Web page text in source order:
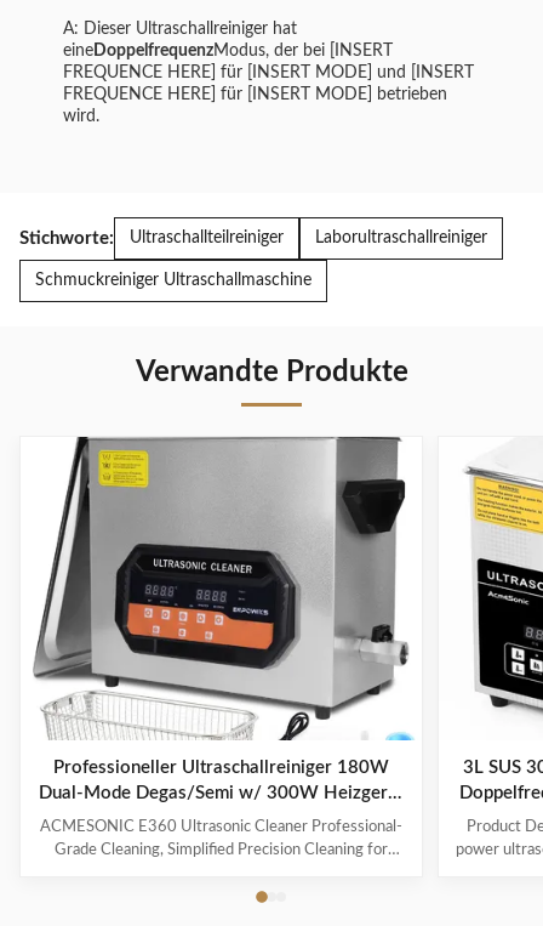
A: Dieser Ultraschallreiniger hat
eine DoppelfrequenzModus, der bei [INSERT
FREQUENCE HERE] für [INSERT MODE] und [INSERT
FREQUENCE HERE] für [INSERT MODE] betrieben
wird.
Stichworte: Ultraschallteilreiniger Laborultraschallreiniger
Schmuckreiniger Ultraschallmaschine
Verwandte Produkte
Professioneller Ultraschallreiniger 180W
Dual-Mode Degas/Semi w/ 300W Heizgerät
Digitaltimer für Schmuckwerkzeuge Brille
Spielzeug
ACMESONIC E360 Ultrasonic Cleaner Professional-
Grade Cleaning, Simplified Precision Cleaning for
Cleaner combines 180W ultrasonic power and dual-
3L SUS
Product
power